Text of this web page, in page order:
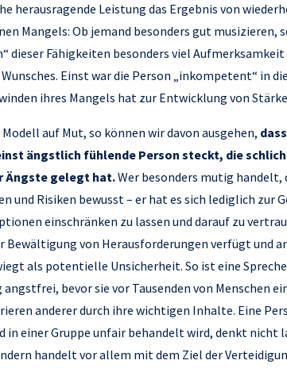
herausragende Leistung das Ergebnis von
Mangels: Ob jemand besonders gut musizieren,
dieser Fähigkeiten besonders viel
Einst war die Person „inkompetent“ in
ihres Mangels hat zur Entwicklung von
auf Mut, so können wir davon ausgehen,
ängstlich fühlende Person steckt, die
Ängste gelegt hat.Wer besonders mutig handelt,
und Risiken bewusst – er hat es sich lediglich zur
einschränken zu lassen und darauf zu
Bewältigung von Herausforderungen verfügt und
als potentielle Unsicherheit. So ist eine
bevor sie vor Tausenden von Menschen
anderer durch ihre wichtigen Inhalte. Eine
in einer Gruppe unfair behandelt wird, denkt nicht
handelt vor allem mit dem Ziel der